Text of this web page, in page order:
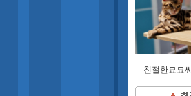
- 친절한묘묘